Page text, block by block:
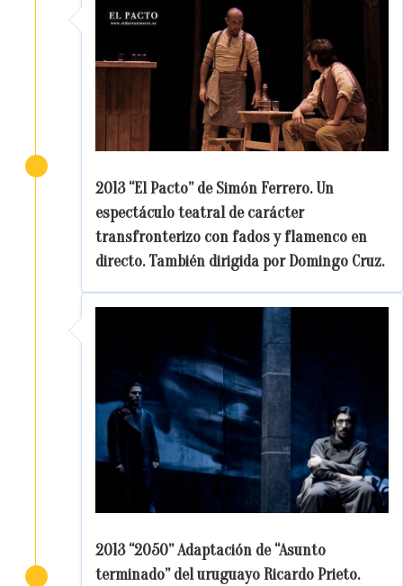
2013 “El Pacto” de Simón Ferrero. Un
espectáculo teatral de carácter
transfronterizo con fados y flamenco en
directo. También dirigida por Domingo Cruz.
2013 “2050” Adaptación de “Asunto
terminado” del uruguayo Ricardo Prieto.